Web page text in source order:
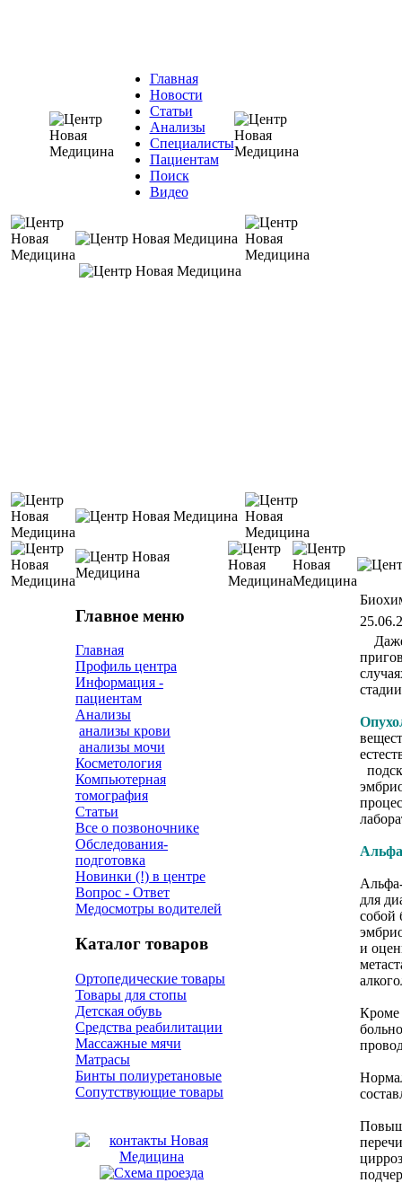
Главная
Новости
Статьи
Анализы
Специалисты
Пациентам
Поиск
Видео
Главное меню
Главная
Профиль центра
Информация -
пациентам
Анализы
анализы крови
анализы мочи
Косметология
Компьютерная
томография
Статьи
Все о позвоночнике
Обследования-
подготовка
Новинки (!) в центре
Вопрос - Ответ
Медосмотры водителей
Каталог товаров
Ортопедические товары
Товары для стопы
Детская обувь
Средства реабилитации
Массажные мячи
Матрасы
Бинты полиуретановые
Сопутствующие товары
для
собой
и
Кроме